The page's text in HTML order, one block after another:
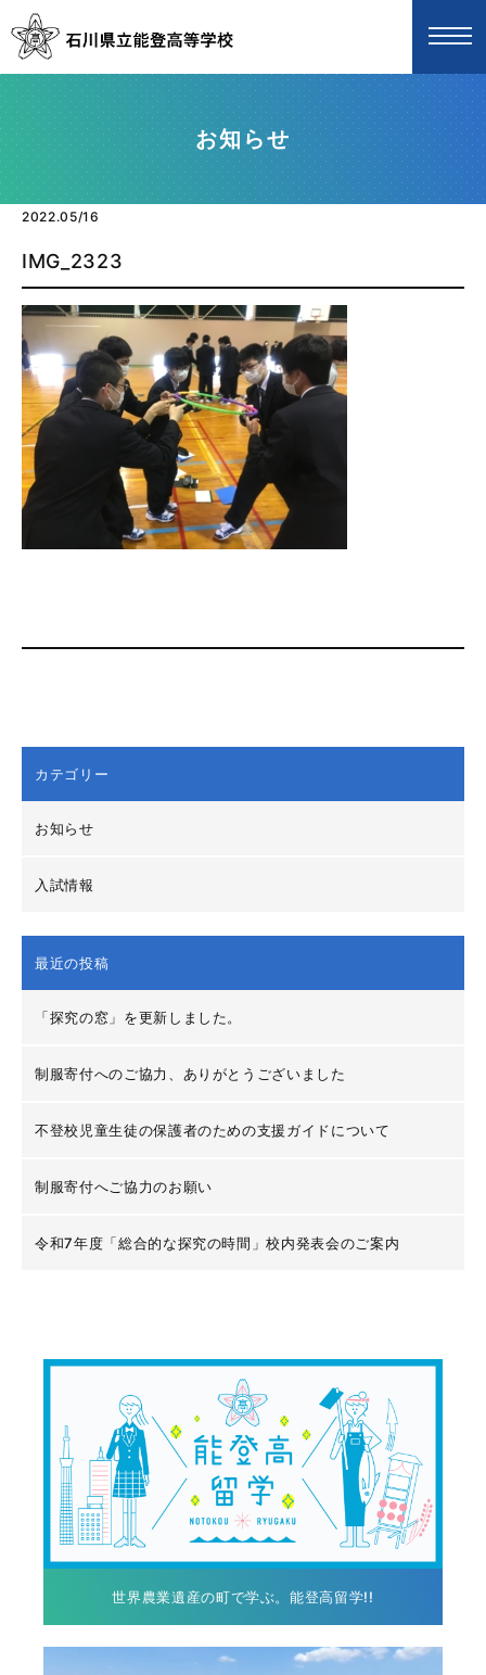
お知らせ
2022.05/16
IMG_2323
カテゴリー
お知らせ
入試情報
最近の投稿
「探究の窓」を更新しました。
制服寄付へのご協力、ありがとうございました
不登校児童生徒の保護者のための支援ガイドについて
制服寄付へご協力のお願い
令和7年度「総合的な探究の時間」校内発表会のご案内
世界農業遺産の町で学ぶ。能登高留学!!